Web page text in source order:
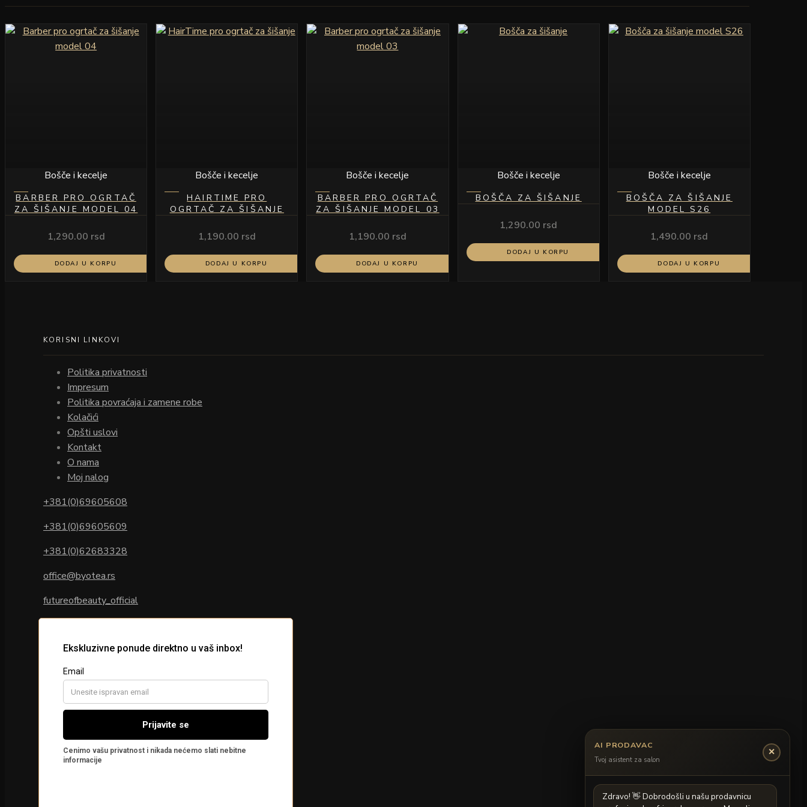
Bošče i kecelje
BARBER PRO OGRTAČ
ZA ŠIŠANJE MODEL 04
1,290.00 rsd
DODAJ U KORPU
Bošče i kecelje
HAIRTIME PRO
OGRTAČ ZA ŠIŠANJE
1,190.00 rsd
DODAJ U KORPU
Bošče i kecelje
BARBER PRO OGRTAČ
ZA ŠIŠANJE MODEL 03
1,190.00 rsd
DODAJ U KORPU
Bošče i kecelje
BOŠČA ZA ŠIŠANJE
1,290.00 rsd
DODAJ U KORPU
Bošče i kecelje
BOŠČA ZA ŠIŠANJE
MODEL S26
1,490.00 rsd
DODAJ U KORPU
KORISNI LINKOVI
Politika privatnosti
Impresum
Politika povraćaja i zamene robe
Kolačići
Opšti uslovi
Kontakt
O nama
Moj nalog
+381(0)69605608
+381(0)69605609
+381(0)62683328
office@byotea.rs
futureofbeauty_official
AI PRODAVAC
Tvoj asistent za salon
✕
Zdravo! Dobrodošli u našu prodavnicu